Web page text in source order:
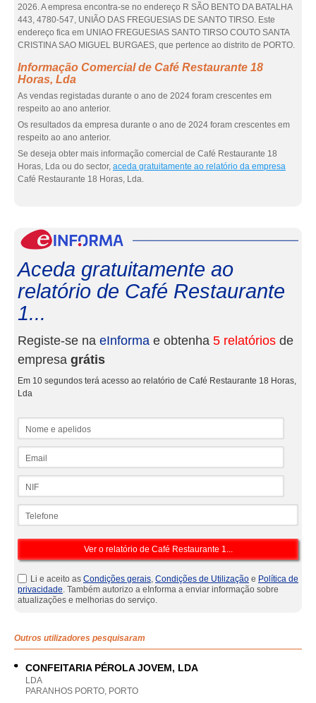
2026. A empresa encontra-se no endereço R SÃO BENTO DA BATALHA
443, 4780-547, UNIÃO DAS FREGUESIAS DE SANTO TIRSO. Este
endereço fica em UNIAO FREGUESIAS SANTO TIRSO COUTO SANTA
CRISTINA SAO MIGUEL BURGAES, que pertence ao distrito de PORTO.
Informação Comercial de Café Restaurante 18
Horas, Lda
As vendas registadas durante o ano de 2024 foram crescentes em
respeito ao ano anterior.
Os resultados da empresa durante o ano de 2024 foram crescentes em
respeito ao ano anterior.
Se deseja obter mais informação comercial de Café Restaurante 18
Horas, Lda ou do sector, aceda gratuitamente ao relatório da empresa
Café Restaurante 18 Horas, Lda.
Aceda gratuitamente ao
relatório de Café Restaurante
1...
Registe-se na eInforma e obtenha 5 relatórios de
empresa grátis
Em 10 segundos terá acesso ao relatório de Café Restaurante 18 Horas,
Lda
Li e aceito as Condições gerais, Condições de Utilização e Política de
privacidade. Também autorizo a eInforma a enviar informação sobre
atualizações e melhorias do serviço.
Outros utilizadores pesquisaram
CONFEITARIA PÉROLA JOVEM, LDA
LDA
PARANHOS PORTO, PORTO